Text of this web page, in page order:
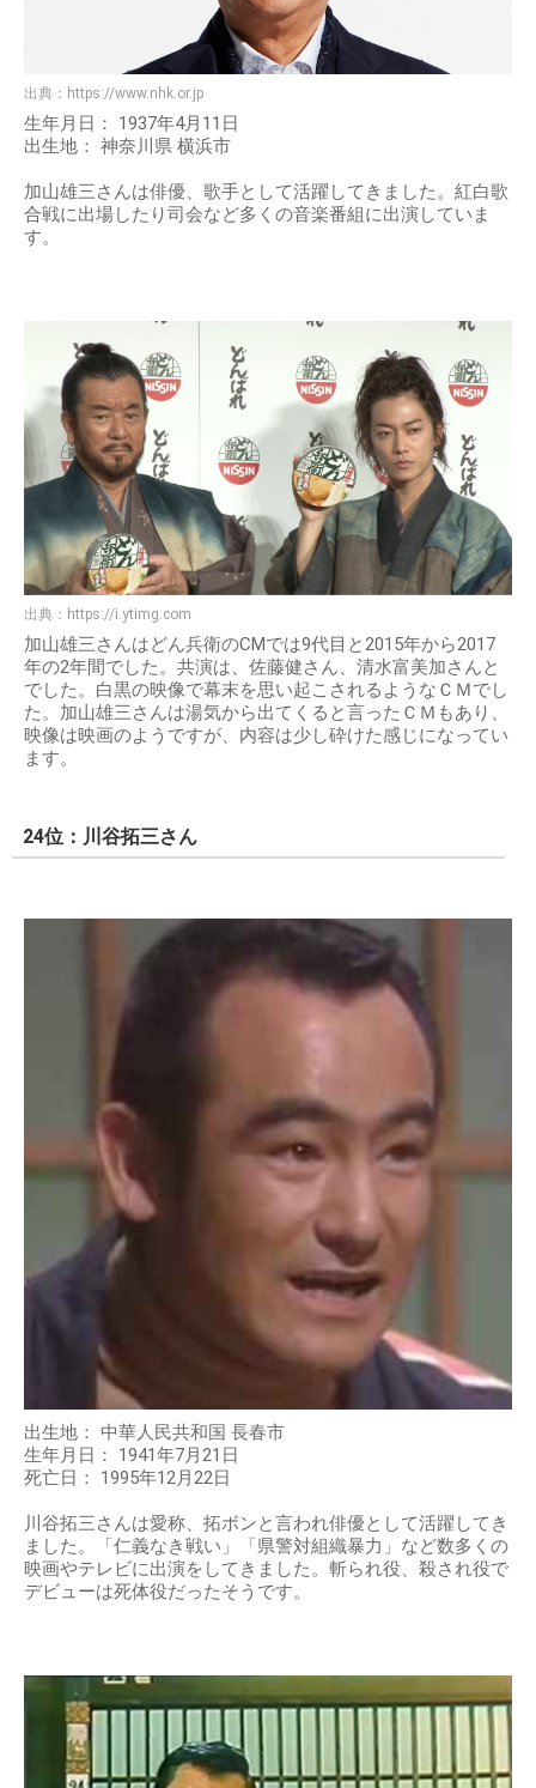
出典： https://www.nhk.or.jp
生年月日： 1937年4月11日
出生地： 神奈川県 横浜市
加山雄三さんは俳優、歌手として活躍してきました。紅白歌
合戦に出場したり司会など多くの音楽番組に出演していま
す。
出典： https://i.ytimg.com
加山雄三さんはどん兵衛のCMでは9代目と2015年から2017
年の2年間でした。共演は、佐藤健さん、清水富美加さんと
でした。白黒の映像で幕末を思い起こされるようなＣＭでし
た。加山雄三さんは湯気から出てくると言ったＣＭもあり、
映像は映画のようですが、内容は少し砕けた感じになってい
ます。
24位：川谷拓三さん
出生地： 中華人民共和国 長春市
生年月日： 1941年7月21日
死亡日： 1995年12月22日
川谷拓三さんは愛称、拓ボンと言われ俳優として活躍してき
ました。「仁義なき戦い」「県警対組織暴力」など数多くの
映画やテレビに出演をしてきました。斬られ役、殺され役で
デビューは死体役だったそうです。